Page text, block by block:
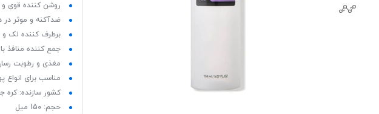
روشن کننده قوی
ضدآکنه و موثر در
برطرف کننده لک
جمع کننده منافذ
مغذی و رطوبت
مناسب برای
کشور سازنده: کره
حجم: 150 میل